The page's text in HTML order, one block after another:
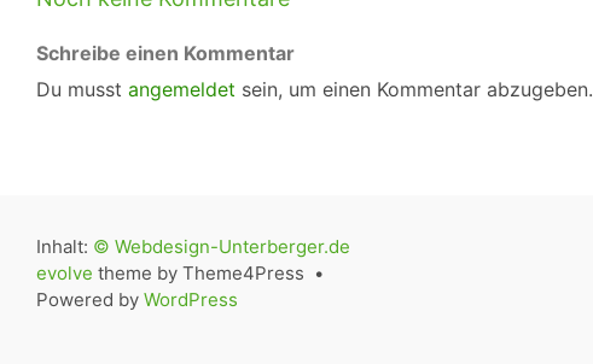
Schreibe einen Kommentar
Du musst angemeldet sein, um einen Kommentar abzugeben.
Inhalt: © Webdesign-Unterberger.de
evolve theme by Theme4Press •
Powered by WordPress